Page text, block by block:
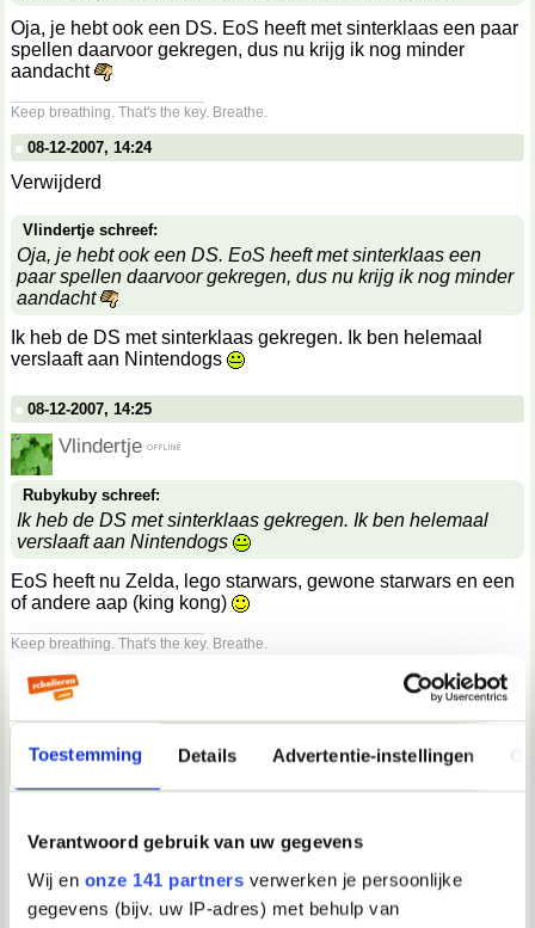
Toestemming Details Advertentie-instellingen
Verantwoord gebruik van uw gegevens
Wij en onze 141 partners verwerken je persoonlijke
gegevens (bijv. uw IP-adres) met behulp van
Oja, je hebt ook een DS. EoS heeft met sinterklaas een paar
spellen daarvoor gekregen, dus nu krijg ik nog minder
aandacht
Keep breathing. That's the key. Breathe.
08-12-2007, 14:24
Verwijderd
Vlindertje schreef:
Oja, je hebt ook een DS. EoS heeft met sinterklaas een
paar spellen daarvoor gekregen, dus nu krijg ik nog minder
aandacht
Ik heb de DS met sinterklaas gekregen. Ik ben helemaal
verslaaft aan Nintendogs
08-12-2007, 14:25
Vlindertje
Rubykuby schreef:
Ik heb de DS met sinterklaas gekregen. Ik ben helemaal
verslaaft aan Nintendogs
EoS heeft nu Zelda, lego starwars, gewone starwars en een
of andere aap (king kong)
Keep breathing. That's the key. Breathe.
08-12-2007, 14:25
flyaway
aap
Vlindertje
flyaway schreef:
aap